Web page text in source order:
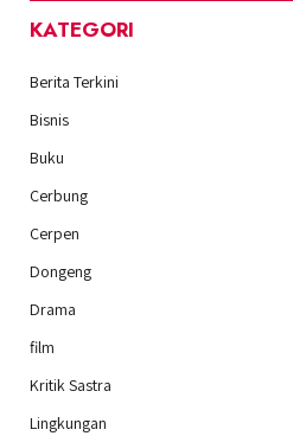
KATEGORI
Berita Terkini
Bisnis
Buku
Cerbung
Cerpen
Dongeng
Drama
film
Kritik Sastra
Lingkungan